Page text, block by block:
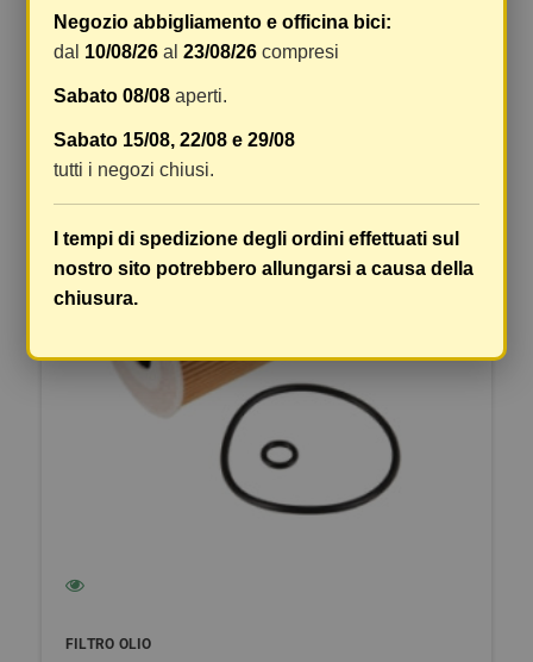
ARTICOLI ALTERNATIVI
FILTRO OLIO
Negozio abbigliamento e officina bici:
dal 10/08/26 al23/08/26 compresi
Sabato 08/08 aperti.
Sabato 15/08, 22/08 e 29/08
tutti i negozi chiusi.
I tempi di spedizione degli ordini effettuati sul
nostro sito potrebbero allungarsi a causa della
chiusura.